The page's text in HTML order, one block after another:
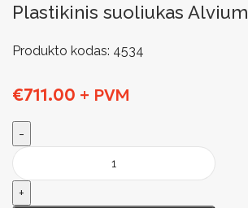
Plastikinis suoliukas Alvium
Produkto kodas: 4534
€711.00 + PVM